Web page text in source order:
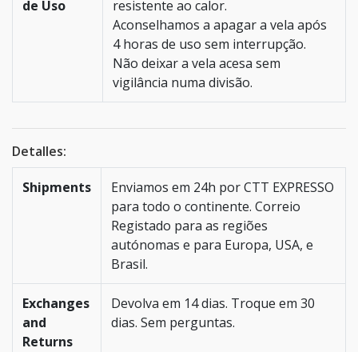
de Uso
resistente ao calor.
Aconselhamos a apagar a vela após
4 horas de uso sem interrupção.
Não deixar a vela acesa sem
vigilância numa divisão.
Detalles:
Shipments
Enviamos em 24h por CTT EXPRESSO
para todo o continente. Correio
Registado para as regiões
autónomas e para Europa, USA, e
Brasil.
Exchanges
and
Returns
Devolva em 14 dias. Troque em 30
dias. Sem perguntas.